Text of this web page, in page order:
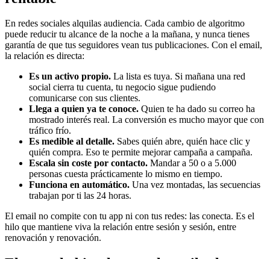
En redes sociales alquilas audiencia. Cada cambio de algoritmo
puede reducir tu alcance de la noche a la mañana, y nunca tienes
garantía de que tus seguidores vean tus publicaciones. Con el email,
la relación es directa:
Es un activo propio. La lista es tuya. Si mañana una red
social cierra tu cuenta, tu negocio sigue pudiendo
comunicarse con sus clientes.
Llega a quien ya te conoce. Quien te ha dado su correo ha
mostrado interés real. La conversión es mucho mayor que con
tráfico frío.
Es medible al detalle. Sabes quién abre, quién hace clic y
quién compra. Eso te permite mejorar campaña a campaña.
Escala sin coste por contacto. Mandar a 50 o a 5.000
personas cuesta prácticamente lo mismo en tiempo.
Funciona en automático. Una vez montadas, las secuencias
trabajan por ti las 24 horas.
El email no compite con tu app ni con tus redes: las conecta. Es el
hilo que mantiene viva la relación entre sesión y sesión, entre
renovación y renovación.